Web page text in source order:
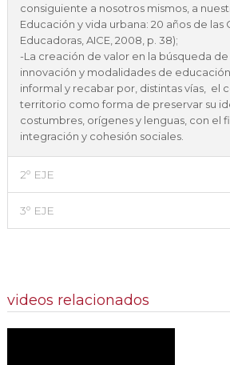
consiguiente a nosotros mismos, a
Educación y vida urbana: 20 años de las
Educadoras, AICE, 2008, p. 38);
-La creación de valor en la búsqueda
innovación y modalidades de
informal y recabar por, distintas vías, el
territorio como forma de preservar su
costumbres, orígenes y lenguas, con el
integración y cohesión sociales.
2º EJE
3º EJE
videos relacionados